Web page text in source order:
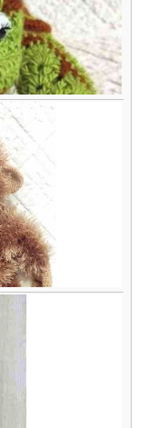
мотивов
и тюнинг
описание